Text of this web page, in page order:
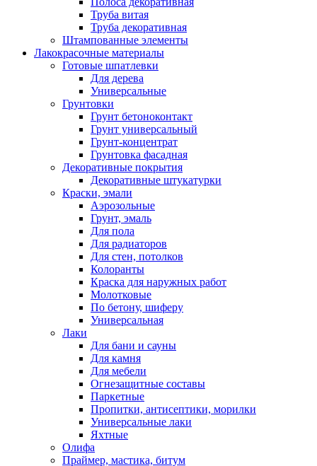
Труба витая
Труба декоративная
Штампованные элементы
Лакокрасочные материалы
Готовые шпатлевки
Для дерева
Универсальные
Грунтовки
Грунт бетоноконтакт
Грунт универсальный
Грунт-концентрат
Грунтовка фасадная
Декоративные покрытия
Декоративные штукатурки
Краски, эмали
Аэрозольные
Грунт, эмаль
Для пола
Для радиаторов
Для стен, потолков
Колоранты
Краска для наружных работ
Молотковые
По бетону, шиферу
Универсальная
Лаки
Для бани и сауны
Для камня
Для мебели
Огнезащитные составы
Паркетные
Пропитки, антисептики, морилки
Универсальные лаки
Яхтные
Олифа
Праймер, мастика, битум